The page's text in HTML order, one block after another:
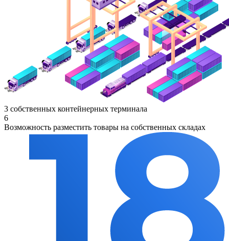
3 собственных контейнерных терминала
6
Возможность разместить товары на собственных складах